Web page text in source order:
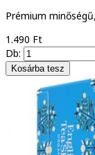
Prémium
1.490 Ft
Db: